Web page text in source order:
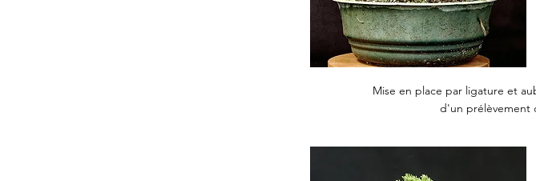
Mise en place par ligature et
d'un prélèvement